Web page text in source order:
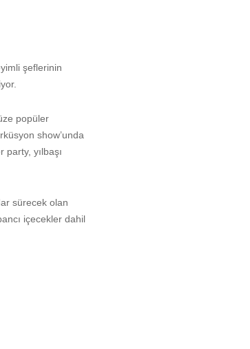
şeflerinin
popüler
show’unda
yılbaşı
sürecek olan
içecekler dahil